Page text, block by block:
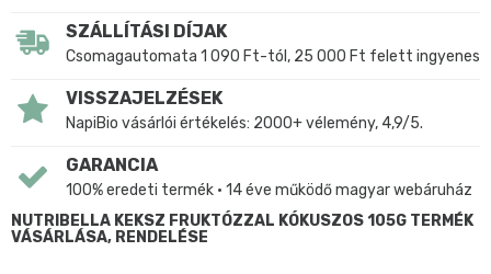
SZÁLLÍTÁSI DÍJAK
Csomagautomata 1 090 Ft-tól, 25 000 Ft felett ingyenes
VISSZAJELZÉSEK
NapiBio vásárlói értékelés: 2000+ vélemény, 4,9/5.
GARANCIA
100% eredeti termék • 14 éve működő magyar webáruház
NUTRIBELLA KEKSZ FRUKTÓZZAL KÓKUSZOS 105G TERMÉK
VÁSÁRLÁSA, RENDELÉSE